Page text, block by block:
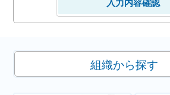
組織から探す